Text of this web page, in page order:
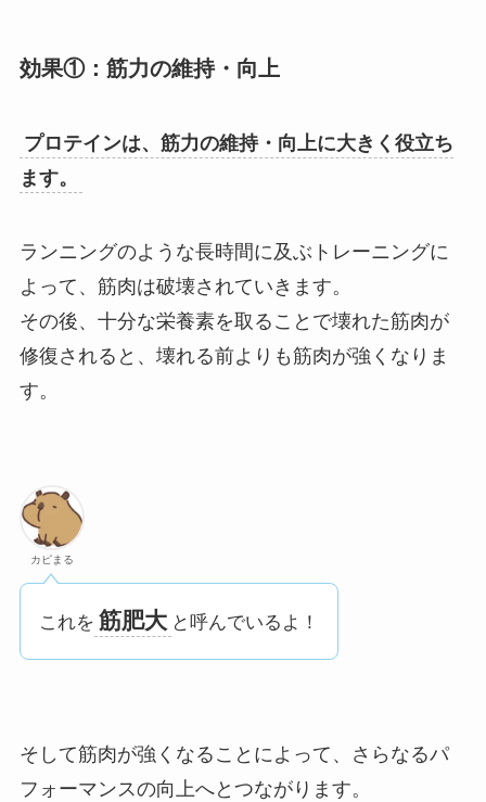
効果①：筋力の維持・向上
プロテインは、筋力の維持・向上に大きく役立ち
ます。
ランニングのような長時間に及ぶトレーニングに
よって、筋肉は破壊されていきます。
その後、十分な栄養素を取ることで壊れた筋肉が
修復されると、壊れる前よりも筋肉が強くなりま
す。
カピまる
これを 筋肥大 と呼んでいるよ！
そして筋肉が強くなることによって、さらなるパ
フォーマンスの向上へとつながります。